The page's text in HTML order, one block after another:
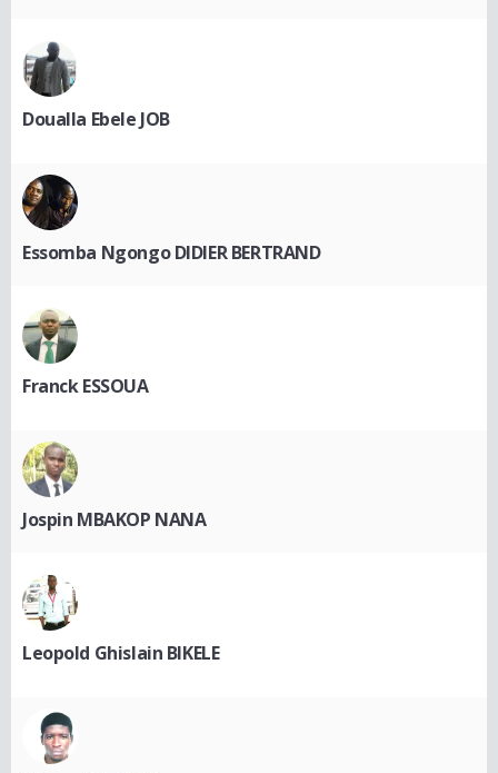
Doualla Ebele JOB
Essomba Ngongo DIDIER BERTRAND
Franck ESSOUA
Jospin MBAKOP NANA
Leopold Ghislain BIKELE